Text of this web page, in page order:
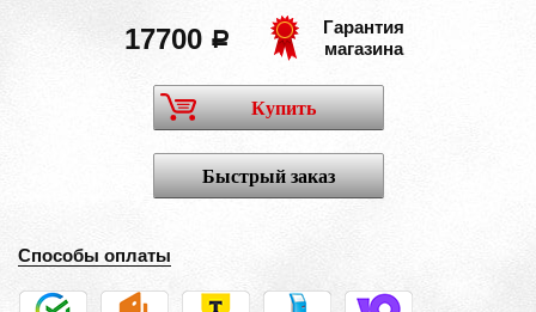
17700 a
Гарантия
магазина
Купить
Быстрый заказ
Способы оплаты